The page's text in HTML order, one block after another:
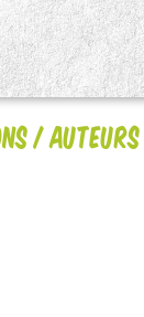
/ Auteurs